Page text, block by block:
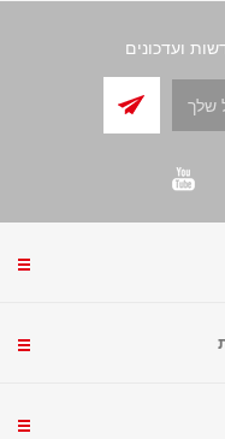
ועדכונים